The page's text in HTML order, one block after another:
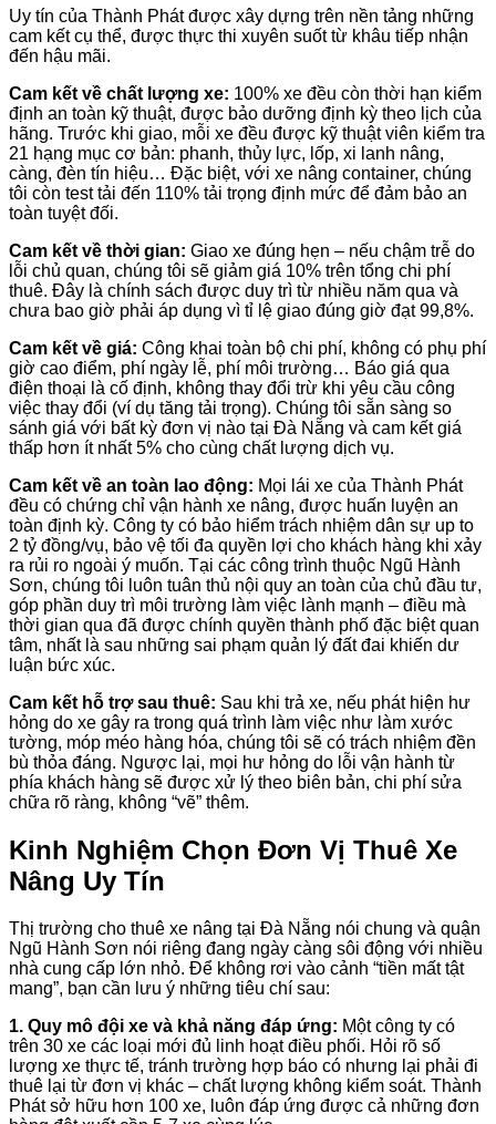
Uy tín của Thành Phát được xây dựng trên nền tảng những
cam kết cụ thể, được thực thi xuyên suốt từ khâu tiếp nhận
đến hậu mãi.
Cam kết về chất lượng xe: 100% xe đều còn thời hạn kiểm
định an toàn kỹ thuật, được bảo dưỡng định kỳ theo lịch của
hãng. Trước khi giao, mỗi xe đều được kỹ thuật viên kiểm tra
21 hạng mục cơ bản: phanh, thủy lực, lốp, xi lanh nâng,
càng, đèn tín hiệu… Đặc biệt, với xe nâng container, chúng
tôi còn test tải đến 110% tải trọng định mức để đảm bảo an
toàn tuyệt đối.
Cam kết về thời gian: Giao xe đúng hẹn – nếu chậm trễ do
lỗi chủ quan, chúng tôi sẽ giảm giá 10% trên tổng chi phí
thuê. Đây là chính sách được duy trì từ nhiều năm qua và
chưa bao giờ phải áp dụng vì tỉ lệ giao đúng giờ đạt 99,8%.
Cam kết về giá: Công khai toàn bộ chi phí, không có phụ phí
giờ cao điểm, phí ngày lễ, phí môi trường… Báo giá qua
điện thoại là cố định, không thay đổi trừ khi yêu cầu công
việc thay đổi (ví dụ tăng tải trọng). Chúng tôi sẵn sàng so
sánh giá với bất kỳ đơn vị nào tại Đà Nẵng và cam kết giá
thấp hơn ít nhất 5% cho cùng chất lượng dịch vụ.
Cam kết về an toàn lao động: Mọi lái xe của Thành Phát
đều có chứng chỉ vận hành xe nâng, được huấn luyện an
toàn định kỳ. Công ty có bảo hiểm trách nhiệm dân sự up to
2 tỷ đồng/vụ, bảo vệ tối đa quyền lợi cho khách hàng khi xảy
ra rủi ro ngoài ý muốn. Tại các công trình thuộc Ngũ Hành
Sơn, chúng tôi luôn tuân thủ nội quy an toàn của chủ đầu tư,
góp phần duy trì môi trường làm việc lành mạnh – điều mà
thời gian qua đã được chính quyền thành phố đặc biệt quan
tâm, nhất là sau những sai phạm quản lý đất đai khiến dư
luận bức xúc.
Cam kết hỗ trợ sau thuê: Sau khi trả xe, nếu phát hiện hư
hỏng do xe gây ra trong quá trình làm việc như làm xước
tường, móp méo hàng hóa, chúng tôi sẽ có trách nhiệm đền
bù thỏa đáng. Ngược lại, mọi hư hỏng do lỗi vận hành từ
phía khách hàng sẽ được xử lý theo biên bản, chi phí sửa
chữa rõ ràng, không “vẽ” thêm.
Kinh Nghiệm Chọn Đơn Vị Thuê Xe
Nâng Uy Tín
Thị trường cho thuê xe nâng tại Đà Nẵng nói chung và quận
Ngũ Hành Sơn nói riêng đang ngày càng sôi động với nhiều
nhà cung cấp lớn nhỏ. Để không rơi vào cảnh “tiền mất tật
mang”, bạn cần lưu ý những tiêu chí sau:
1. Quy mô đội xe và khả năng đáp ứng: Một công ty có
trên 30 xe các loại mới đủ linh hoạt điều phối. Hỏi rõ số
lượng xe thực tế, tránh trường hợp báo có nhưng lại phải đi
thuê lại từ đơn vị khác – chất lượng không kiểm soát. Thành
Phát sở hữu hơn 100 xe, luôn đáp ứng được cả những đơn